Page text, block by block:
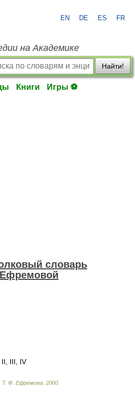
EN DE ES FR
на Академике
Найти!
Книги Игры ⚽
словарь
Ефремовой
II, III, IV
Т. Ф. Ефремова. 2000